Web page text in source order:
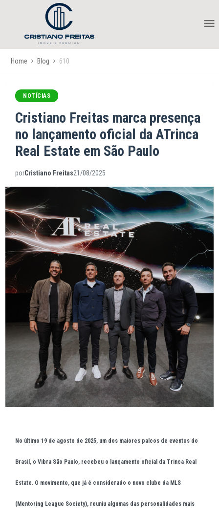
Home Blog 610
NOTÍCIAS
Cristiano Freitas marca presença
no lançamento oficial da ATrinca
Real Estate em São Paulo
porCristiano Freitas21/08/2025
No último19 de agosto de 2025, um dos maiores palcos de eventos do
Brasil, oVibra São Paulo, recebeu o lançamento oficial da Trinca Real
Estate. O movimento, que já é considerado o novo clube da MLS
(Mentoring League Society), reuniu algumas das personalidades mais